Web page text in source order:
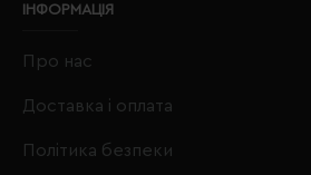
ІНФОРМАЦІЯ
Про нас
Доставка і оплата
Політика безпеки